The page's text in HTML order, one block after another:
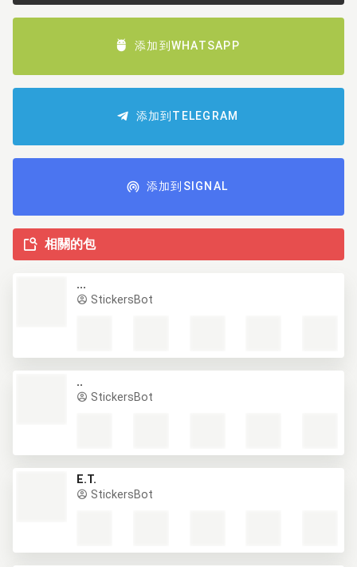
添加到WHATSAPP
添加到TELEGRAM
添加到SIGNAL
相關的包
...
StickersBot
..
StickersBot
E.T.
StickersBot